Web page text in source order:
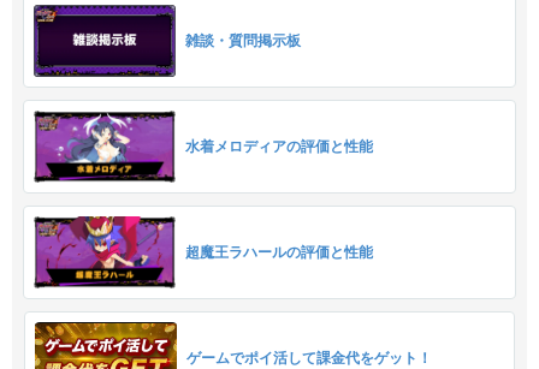
雑談・質問掲示板
水着メロディアの評価と性能
超魔王ラハールの評価と性能
ゲームでポイ活して課金代をゲット！